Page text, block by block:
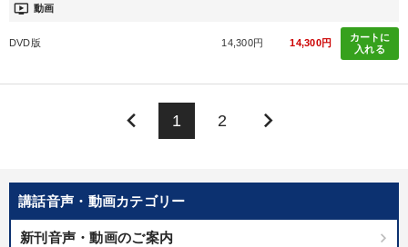
講話音声・動画カテゴリー
新刊音声・動画のご案内
ondemand_video 動画
DVD版 14,300円 14,300円
カートに
入れる
keyboard_arrow_left 1 2 keyboard_arrow_right